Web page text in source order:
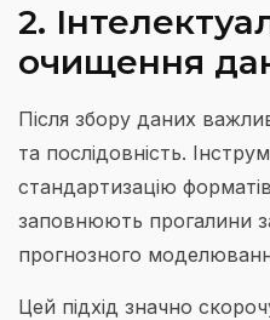
2.
очищення
Після збору даних
та послідовність.
стандартизацію
заповнюють прогалини
прогнозного
Цей підхід значно